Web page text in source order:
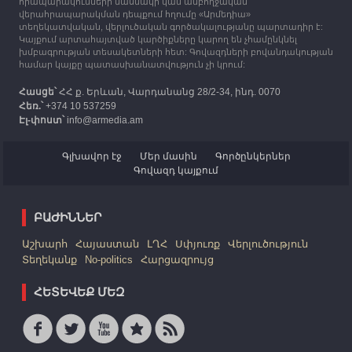
Հայաստան է ժամանել բռնի տեղահանված 100
հազար 417 արցախցի
վերահրապարակման դեպքում հղումը «Արմեդիա»
տեղեկատվական, վերլուծական գործակալությանը պարտադիր է:
Կայքում արտահայտված կարծիքները կարող են չհամընկնել
խմբագրության տեսակետների հետ: Գովազդների բովանդակության
համար կայքը պատասխանատվություն չի կրում:
Հասցե՝ՀՀ ք. Երևան, Վարդանանց 28/2-34, ինդ. 0070
Հեռ.՝+374 10 537259
Էլ-փոստ՝info@armedia.am
Գլխավոր էջ Մեր մասին
Գործընկերներ
Գովազդ կայքում
ԲԱԺԻՆՆԵՐ
Աշխարհ Հայաստան ԼՂՀ Սփյուռք
Վերլուծություն
Տեղեկանք
No-politics Հարցազրույց
ՀԵՏԵՎԵՔ ՄԵԶ